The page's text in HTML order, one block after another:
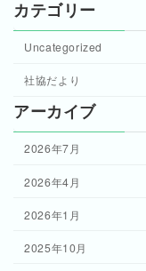
カテゴリー
Uncategorized
社協だより
アーカイブ
2026年7月
2026年4月
2026年1月
2025年10月